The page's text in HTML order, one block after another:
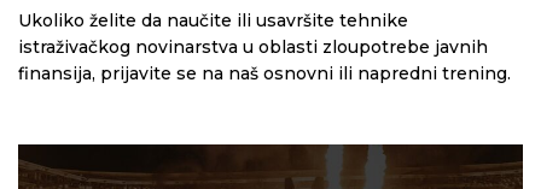
Ukoliko želite da naučite ili usavršite tehnike
istraživačkog novinarstva u oblasti zloupotrebe javnih
finansija, prijavite se na naš osnovni ili napredni trening.